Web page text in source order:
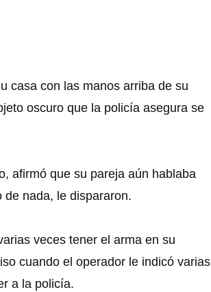
casa con las manos arriba de su
oscuro que la policía asegura se
afirmó que su pareja aún hablaba
nada, le dispararon.
veces tener el arma en su
cuando el operador le indicó varias
a la policía.